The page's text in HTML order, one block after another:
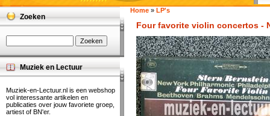
Home » LP's
Four favorite violin concertos -
Zoeken
Muziek en Lectuur
Muziek-en-Lectuur.nl is een webshop
vol interessante artikelen en
publicaties over jouw favoriete groep,
artiest of BN'er.